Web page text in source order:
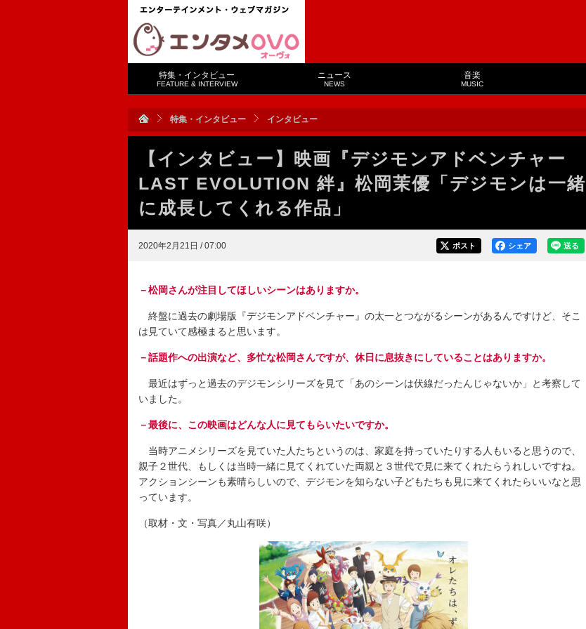
特集・インタビュー
FEATURE & INTERVIEW
ニュース
NEWS
音楽
MUSIC
特集・インタビュー インタビュー
【インタビュー】映画『デジモンアドベンチャー
LAST EVOLUTION 絆』松岡茉優「デジモンは一緒
に成長してくれる作品」
2020年2月21日 / 07:00 送る
シェア
ポスト
－松岡さんが注目してほしいシーンはありますか。
終盤に過去の劇場版『デジモンアドベンチャー』の太一とつながるシーンがあるんですけど、そこ
は見ていて感極まると思います。
－話題作への出演など、多忙な松岡さんですが、休日に息抜きにしていることはありますか。
最近はずっと過去のデジモンシリーズを見て「あのシーンは伏線だったんじゃないか」と考察して
いました。
－最後に、この映画はどんな人に見てもらいたいですか。
当時アニメシリーズを見ていた人たちというのは、家庭を持っていたりする人もいると思うので、
親子２世代、もしくは当時一緒に見てくれていた両親と３世代で見に来てくれたらうれしいですね。
アクションシーンも素晴らしいので、デジモンを知らない子どもたちも見に来てくれたらいいなと思
っています。
（取材・文・写真／丸山有咲）